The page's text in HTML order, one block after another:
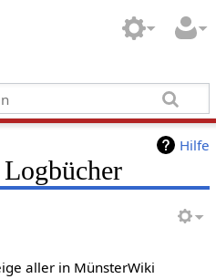
Hilfe
aller in MünsterWiki